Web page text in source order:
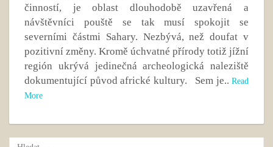
činností, je oblast dlouhodobě uzavřená a
návštěvníci pouště se tak musí spokojit se
severními částmi Sahary. Nezbývá, než doufat v
pozitivní změny. Kromě úchvatné přírody totiž jížní
región ukrývá jedinečná archeologická naleziště
dokumentující původ africké kultury. Sem je.. Read
More